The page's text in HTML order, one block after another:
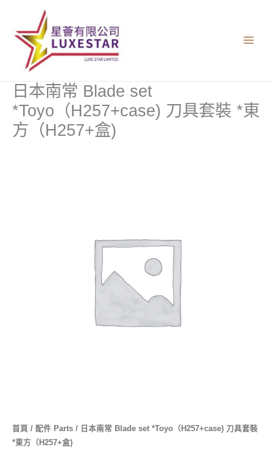
日本南常 Blade set
*Toyo（H257+case) 刀具套裝 *東
方（H257+盒)
首頁 / 配件 Parts / 日本南常 Blade set *Toyo（H257+case) 刀具套裝
*東方（H257+盒)